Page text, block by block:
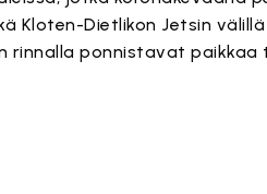
Kloten-Dietlikon Jetsin
rinnalla ponnistavat paikkaa